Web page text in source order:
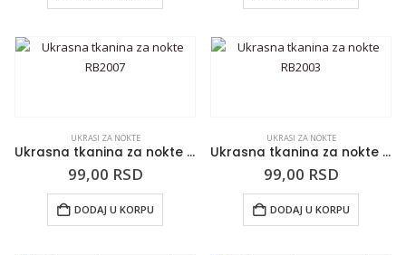
UKRASI ZA NOKTE
Ukrasna tkanina za nokte RB2007
99,00 RSD
DODAJ U KORPU
UKRASI ZA NOKTE
Ukrasna tkanina za nokte RB2003
99,00 RSD
DODAJ U KORPU